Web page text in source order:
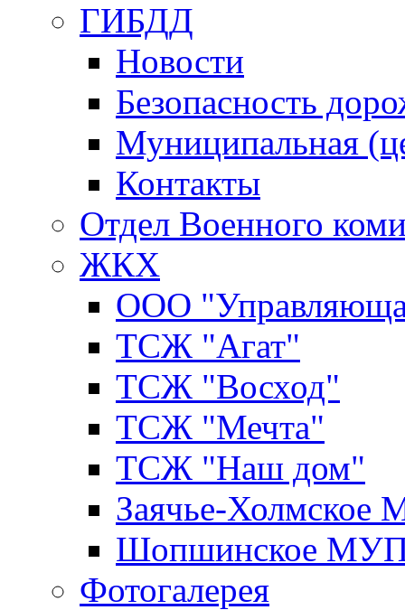
ГИБДД
Новости
Безопасность
Муниципальная
Контакты
Отдел Военного
ЖКХ
ООО
ТСЖ "Агат"
ТСЖ "Восход"
ТСЖ "Мечта"
ТСЖ "Наш дом"
Заячье-
Шопшинское
Фотогалерея